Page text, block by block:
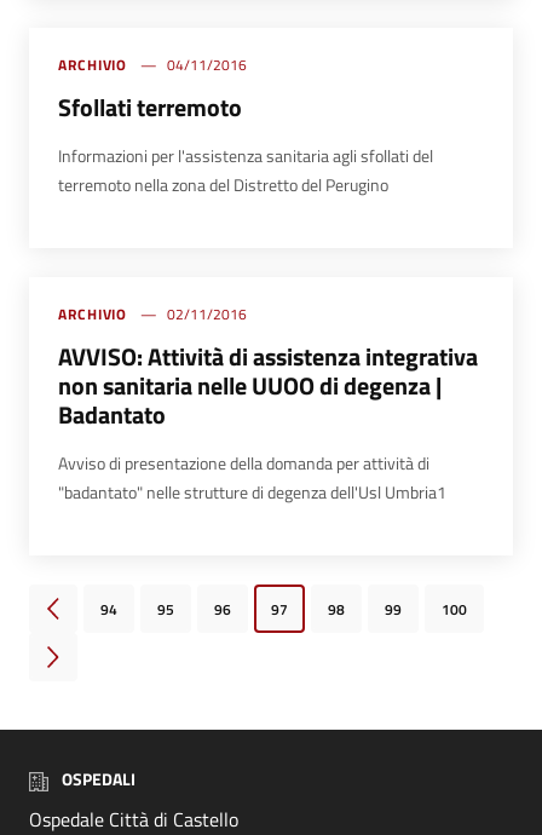
ARCHIVIO 04/11/2016
Sfollati terremoto
Informazioni per l'assistenza sanitaria agli sfollati del
terremoto nella zona del Distretto del Perugino
ARCHIVIO 02/11/2016
AVVISO: Attività di assistenza integrativa
non sanitaria nelle UUOO di degenza |
Badantato
Avviso di presentazione della domanda per attività di
"badantato" nelle strutture di degenza dell'Usl Umbria1
Pagina precedente
94 95 96 97 98 99 100
Pagina successiva
OSPEDALI
Ospedale Città di Castello